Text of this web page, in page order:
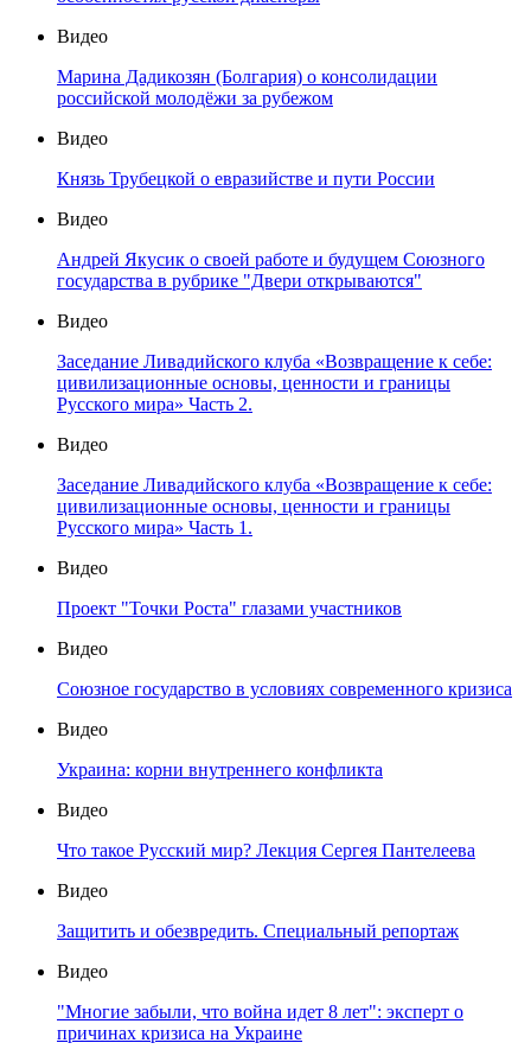
Видео
Марина Дадикозян (Болгария) о консолидации
российской молодёжи за рубежом
Видео
Князь Трубецкой о евразийстве и пути России
Видео
Андрей Якусик о своей работе и будущем Союзного
государства в рубрике "Двери открываются"
Видео
Заседание Ливадийского клуба «Возвращение к себе:
цивилизационные основы, ценности и границы
Русского мира» Часть 2.
Видео
Заседание Ливадийского клуба «Возвращение к себе:
цивилизационные основы, ценности и границы
Русского мира» Часть 1.
Видео
Проект "Точки Роста" глазами участников
Видео
Союзное государство в условиях современного кризиса
Видео
Украина: корни внутреннего конфликта
Видео
Что такое Русский мир? Лекция Сергея Пантелеева
Видео
Защитить и обезвредить. Специальный репортаж
Видео
"Многие забыли, что война идет 8 лет": эксперт о
причинах кризиса на Украине